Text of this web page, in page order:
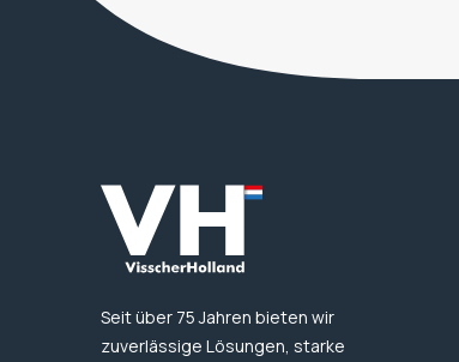
Seit über 75 Jahren bieten wir
zuverlässige Lösungen, starke